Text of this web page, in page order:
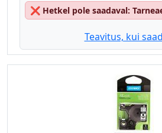
❌ Hetkel pole saadaval:
Teavitus, kui